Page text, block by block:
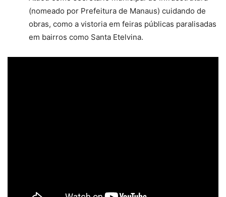
(nomeado por Prefeitura de Manaus) cuidando de
obras, como a vistoria em feiras públicas paralisadas
em bairros como Santa Etelvina.